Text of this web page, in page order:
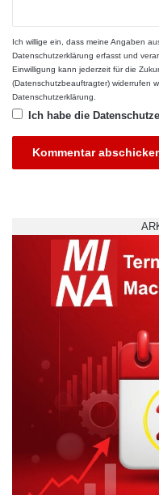
Hemmschwellen
Dating dient hier
Kontaktaufnahme
Welche Ziele
Dating?
in einem
Gespräch
auf Augenhöhe
Fakten über
Vielmehr wollen
unserem
Studium an der
bringen und
Jonas:
Ich willige ein, dass meine Angaben
Datenschutzerklärung erfasst und
Einwilligung kann jederzeit für die
(Datenschutzbeauftragter) widerrufen
Datenschutzerklärung.
Ich habe die